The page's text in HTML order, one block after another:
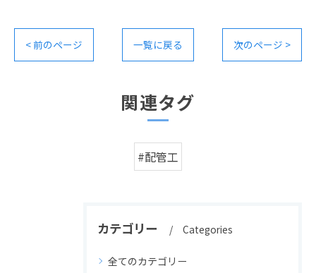
< 前のページ 一覧に戻る 次のページ >
関連タグ
#配管工
カテゴリー Categories
全てのカテゴリー